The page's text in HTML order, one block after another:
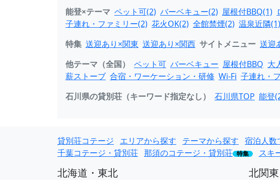
能登×テーマ ペット可(2) バーベキュー(2) 屋根付BBQ(1)
子連れ・ファミリー(2) 花火OK(2) 全館禁煙(2) 温泉近隣(1)
特集 送迎あり×関東 送迎あり×関西 サイトメニュー 送迎
他テーマ（全国）
ペット可 バーベキュー 屋根付BBQ 大
薪ストーブ 合宿・ワーケーション・研修 Wi-Fi 子連れ・
石川県の貸別荘（キーワード指定なし）
石川県TOP 能登
貸別荘コテージ エリアから探す テーマから探す 宿泊人数
千葉コテージ・貸別荘 那須のコテージ・貸別荘 特集 スキ
北海道・東北 北関東